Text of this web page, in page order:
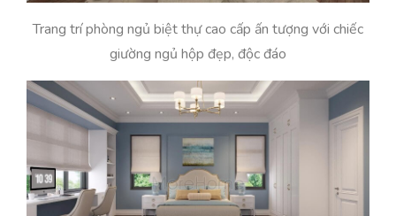
Trang trí phòng ngủ biệt thự cao cấp ấn tượng với chiếc
giường ngủ hộp đẹp, độc đáo